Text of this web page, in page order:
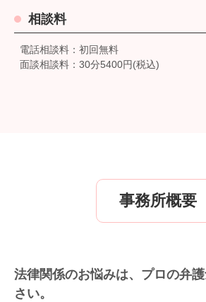
相談料
電話相談料：初回無料
面談相談料：30分5400円(税込)
事務所概要
法律関係のお悩みは、プロの弁
さい。